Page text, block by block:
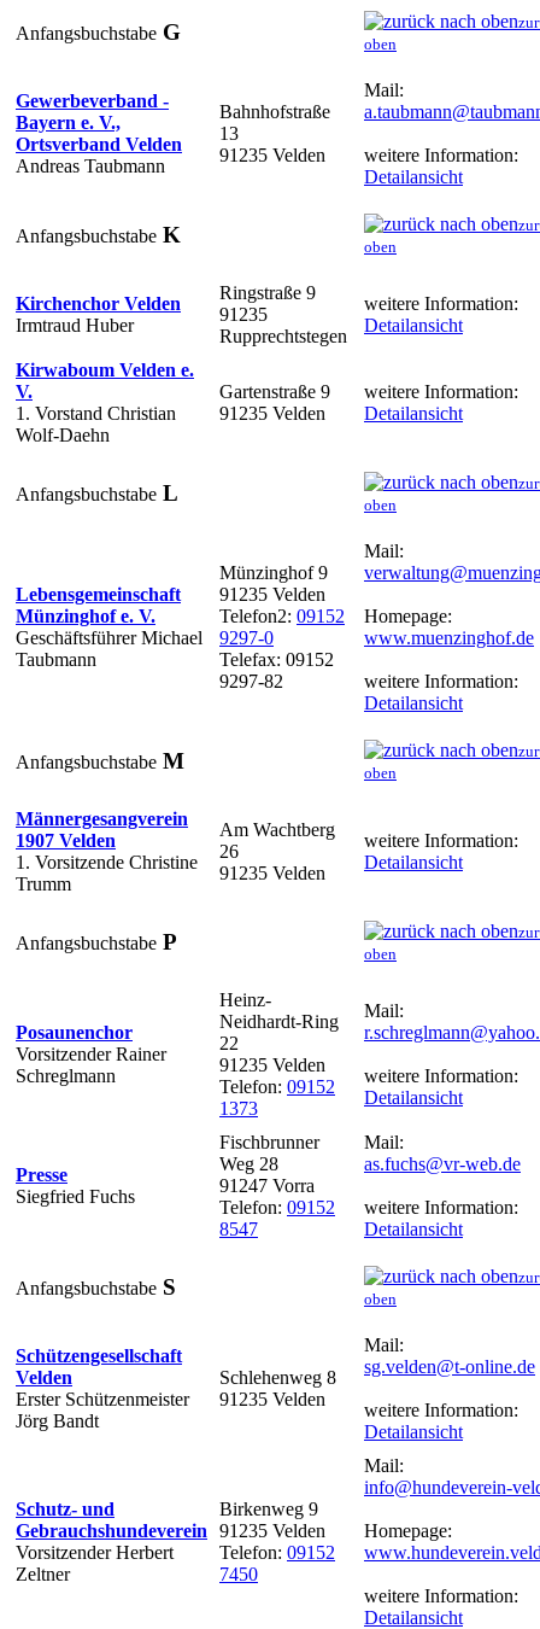
Anfangsbuchstabe G
oben
Gewerbeverband -
Bayern e. V.,
Ortsverband Velden
Andreas Taubmann
Bahnhofstraße
13
91235 Velden
Mail:
weitere Information:
Detailansicht
Anfangsbuchstabe K
oben
Kirchenchor Velden
Irmtraud Huber
Ringstraße 9
91235
Rupprechtstegen
weitere Information:
Detailansicht
Kirwaboum Velden e.
V.
1. Vorstand Christian
Wolf-Daehn
Gartenstraße 9
91235 Velden
weitere Information:
Detailansicht
Anfangsbuchstabe L
oben
Lebensgemeinschaft
Münzinghof e. V.
Geschäftsführer Michael
Taubmann
Münzinghof 9
91235 Velden
Telefon2: 09152
9297-0
Telefax: 09152
9297-82
Mail:
Homepage:
www.muenzinghof.de
weitere Information:
Detailansicht
Anfangsbuchstabe M
oben
Männergesangverein
1907 Velden
1. Vorsitzende Christine
Trumm
Am Wachtberg
26
91235 Velden
weitere Information:
Detailansicht
Anfangsbuchstabe P
oben
Posaunenchor
Vorsitzender Rainer
Schreglmann
Heinz-
Neidhardt-Ring
22
91235 Velden
Telefon: 09152
1373
Mail:
weitere Information:
Detailansicht
Presse
Siegfried Fuchs
Fischbrunner
Weg 28
91247 Vorra
Telefon: 09152
8547
Mail:
as.fuchs@vr-web.de
weitere Information:
Detailansicht
Anfangsbuchstabe S
oben
Schützengesellschaft
Velden
Erster Schützenmeister
Jörg Bandt
Schlehenweg 8
91235 Velden
Mail:
sg.velden@t-online.de
weitere Information:
Detailansicht
Schutz- und
Gebrauchshundeverein
Vorsitzender Herbert
Zeltner
Birkenweg 9
91235 Velden
Telefon: 09152
7450
Mail:
info@hundeverein-
Homepage:
weitere Information:
Detailansicht